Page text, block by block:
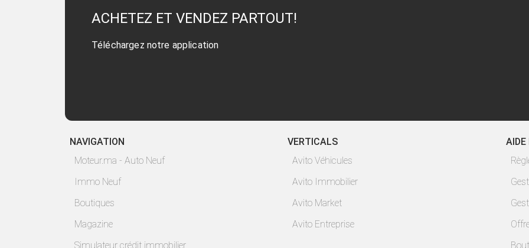
ACHETEZ ET VENDEZ PARTOUT!
Téléchargez notre application
NAVIGATION
Moteur.ma - Auto Neuf
Immo Neuf
Boutiques
Magazine
Simulateur crédit immobilier
VERTICALS
Avito Véhicules
Avito Immobilier
Avito Market
Avito Entreprise
AIDE